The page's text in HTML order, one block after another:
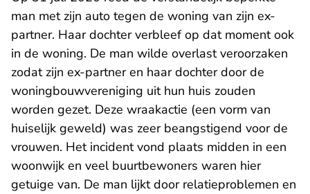
man met zijn auto tegen de woning van zijn ex-
partner. Haar dochter verbleef op dat moment ook
in de woning. De man wilde overlast veroorzaken
zodat zijn ex-partner en haar dochter door de
woningbouwvereniging uit hun huis zouden
worden gezet. Deze wraakactie (een vorm van
huiselijk geweld) was zeer beangstigend voor de
vrouwen. Het incident vond plaats midden in een
woonwijk en veel buurtbewoners waren hier
getuige van. De man lijkt door relatieproblemen en